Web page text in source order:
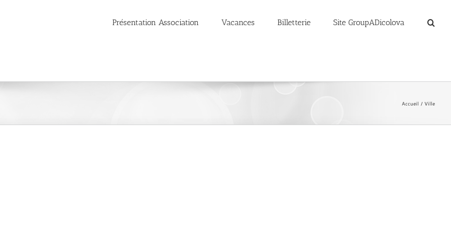
Présentation Association Vacances Billetterie Site GroupADicolova
Accueil Ville